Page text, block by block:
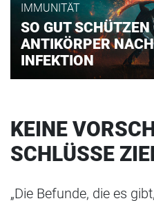
IMMUNITÄT
SO GUT
ANTIKÖRPER
INFEKTION
KEINE
SCHLÜSSE
„Die Befunde, die es